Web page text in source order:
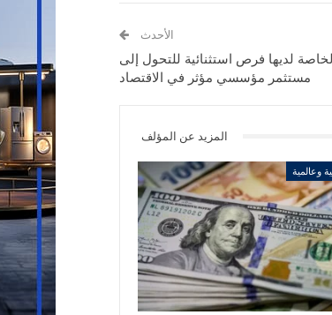
الأحدث
لديها فرص استثنائية للتحول إلى
مستثمر مؤسسي مؤثر في الاقتصاد
المزيد عن المؤلف
وعالمية